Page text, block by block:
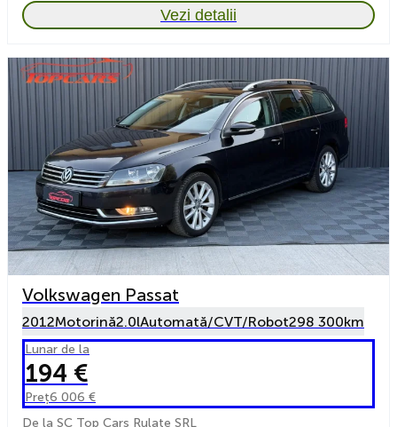
Vezi detalii
Volkswagen Passat
2012Motorină2.0lAutomată/CVT/Robot298 300km
Lunar de la
194 €
Preț6 006 €
De la SC Top Cars Rulate SRL